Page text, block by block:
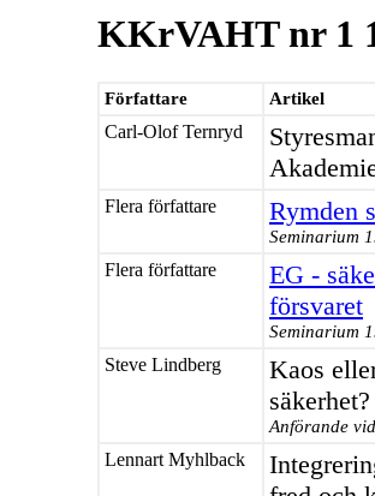
KKrVAHT nr 1
Författare Artikel
Carl-Olof Ternryd
Flera författare Rymden
Seminarium
Flera författare
EG -
försvaret
Seminarium
Steve Lindberg
Kaos
säkerhet?
Anförande
Lennart Myhlback